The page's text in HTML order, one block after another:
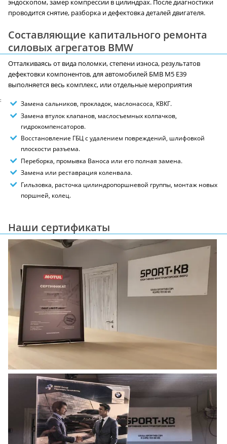
эндоскопом, замер компрессии в цилиндрах. После диагностики
проводится снятие, разборка и дефектовка деталей двигателя.
Составляющие капитального ремонта
силовых агрегатов BMW
Отталкиваясь от вида поломки, степени износа, результатов
дефектовки компонентов, для автомобилей БМВ M5 E39
выполняется весь комплекс, или отдельные мероприятия
:
Замена сальников, прокладок, маслонасоса, КВКГ.
Замена втулок клапанов, маслосъемных колпачков,
гидрокомпенсаторов.
Восстановление ГБЦ с удалением повреждений, шлифовкой
плоскости разъема.
Переборка, промывка Ваноса или его полная замена.
Замена или реставрация коленвала.
Гильзовка, расточка цилиндропоршневой группы, монтаж новых
поршней, колец.
Наши сертификаты